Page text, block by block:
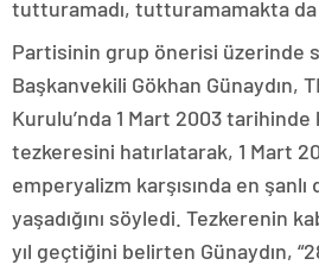
tutturamadı, tutturamamakta da
Partisinin grup önerisi üzerinde
Başkanvekili Gökhan Günaydın,
Kurulu’nda 1 Mart 2003
tezkeresini hatırlatarak, 1 Mart
emperyalizm karşısında en
yaşadığını söyledi. Tezkerenin
yıl geçtiğini belirten Günaydın,